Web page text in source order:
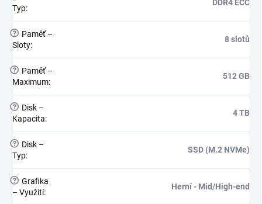
Typ:
DDR4 ECC
?
Paměť –
Sloty:
8 slotů
?
Paměť –
Maximum:
512 GB
?
Disk –
Kapacita:
4 TB
?
Disk –
Typ:
SSD (M.2 NVMe)
? Grafika
– Využití:
Herní - Mid/High-end